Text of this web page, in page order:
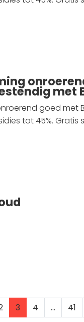
met
goed met
tot 45%. Gratis
3 4 … 41